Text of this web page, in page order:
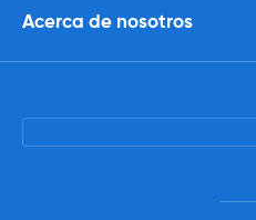
Acerca de nosotros